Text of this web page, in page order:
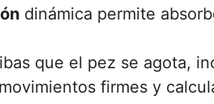
dinámica permite
que el pez se agota,
firmes y